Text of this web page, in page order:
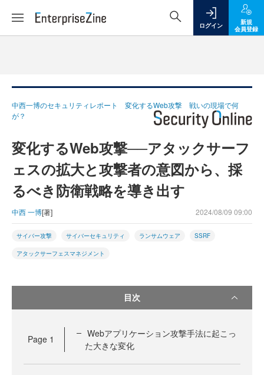
ログイン
新規
会員登録
中西一博のセキュリティレポート 変化するWeb攻撃 戦いの現場で何
が？
変化するWeb攻撃──アタックサーフ
ェスの拡大と攻撃者の意図から、採
るべき防衛戦略を導き出す
中西 一博[著] 2024/08/09 09:00
サイバー攻撃 サイバーセキュリティ ランサムウェア SSRF
アタックサーフェスマネジメント
目次
Page 1
Webアプリケーション攻撃手法に起こっ
た大きな変化